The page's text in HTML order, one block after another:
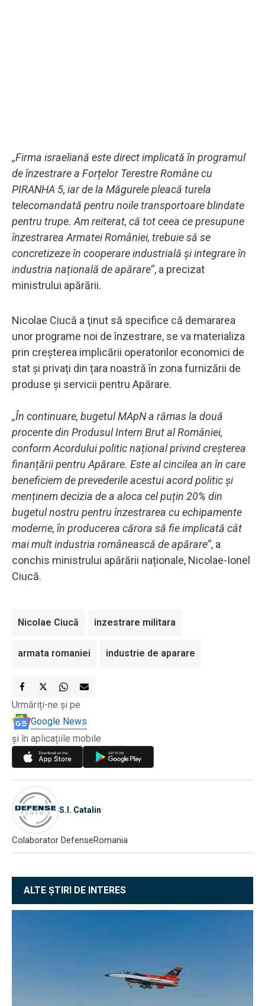
,,Firma israeliană este direct implicată în programul
de înzestrare a Forțelor Terestre Române cu
PIRANHA 5, iar de la Măgurele pleacă turela
telecomandată pentru noile transportoare blindate
pentru trupe. Am reiterat, că tot ceea ce presupune
înzestrarea Armatei României, trebuie să se
concretizeze în cooperare industrială și integrare în
industria națională de apărare’’, a precizat
ministrului apărării.
Nicolae Ciucă a ţinut să specifice că demararea
unor programe noi de înzestrare, se va materializa
prin creșterea implicării operatorilor economici de
stat și privați din țara noastră în zona furnizării de
produse și servicii pentru Apărare.
,,În continuare, bugetul MApN a rămas la două
procente din Produsul Intern Brut al României,
conform Acordului politic național privind creșterea
finanțării pentru Apărare. Este al cincilea an în care
beneficiem de prevederile acestui acord politic și
menținem decizia de a aloca cel puțin 20% din
bugetul nostru pentru înzestrarea cu echipamente
moderne, în producerea cărora să fie implicată cât
mai mult industria românească de apărare’’, a
conchis ministrului apărării naționale, Nicolae-Ionel
Ciucă.
Nicolae Ciucă inzestrare militara
armata romaniei industrie de aparare
Urmăriți-ne și pe
Google News
și în aplicațiile mobile
S.I. Catalin
Colaborator DefenseRomania
ALTE ȘTIRI DE INTERES